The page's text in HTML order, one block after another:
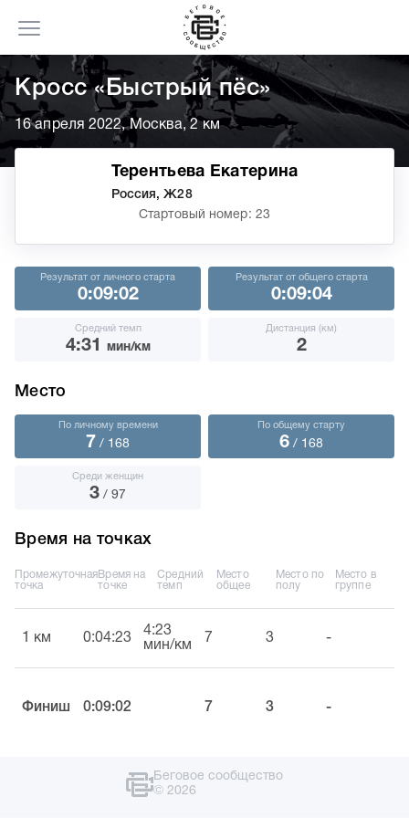
Кросс «Быстрый пёс»
16 апреля 2022, Москва, 2 км
Терентьева Екатерина
Россия, Ж28
Стартовый номер: 23
Результат от личного старта
0:09:02
Результат от общего старта
0:09:04
Средний темп
4:31 мин/км
Дистанция (км)
2
Место
По личному времени
7 / 168
По общему старту
6 / 168
Среди женщин
3 / 97
Время на точках
Промежуточная
точка
Время на
точке
Средний
темп
Место
общее
Место по
полу
Место в
группе
1 км 0:04:23
4:23
мин/км
7 3 -
Финиш 0:09:02 7 3 -
Беговое сообщество
© 2026